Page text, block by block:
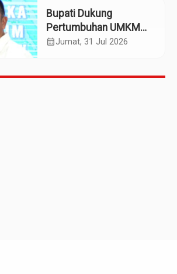
Bupati Dukung
Pertumbuhan UMKM
Termasuk Kampoeng
calendar_monthJumat, 31 Jul 2026